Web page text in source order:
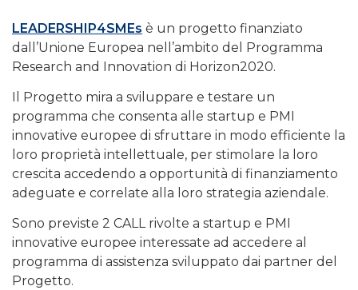
LEADERSHIP4SMEs è un progetto finanziato
dall’Unione Europea nell’ambito del Programma
Research and Innovation di Horizon2020.
Il Progetto mira a sviluppare e testare un
programma che consenta alle startup e PMI
innovative europee di sfruttare in modo efficiente la
loro proprietà intellettuale, per stimolare la loro
crescita accedendo a opportunità di finanziamento
adeguate e correlate alla loro strategia aziendale.
Sono previste 2 CALL rivolte a startup e PMI
innovative europee interessate ad accedere al
programma di assistenza sviluppato dai partner del
Progetto.